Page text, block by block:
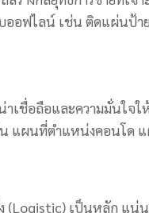
อฟไลน์ เช่น ติดแผ่นป้
เชื่อถือและความมั่นใจ
น แผนที่ตำแหน่งคอนโด
เป็นหลัก แน่น